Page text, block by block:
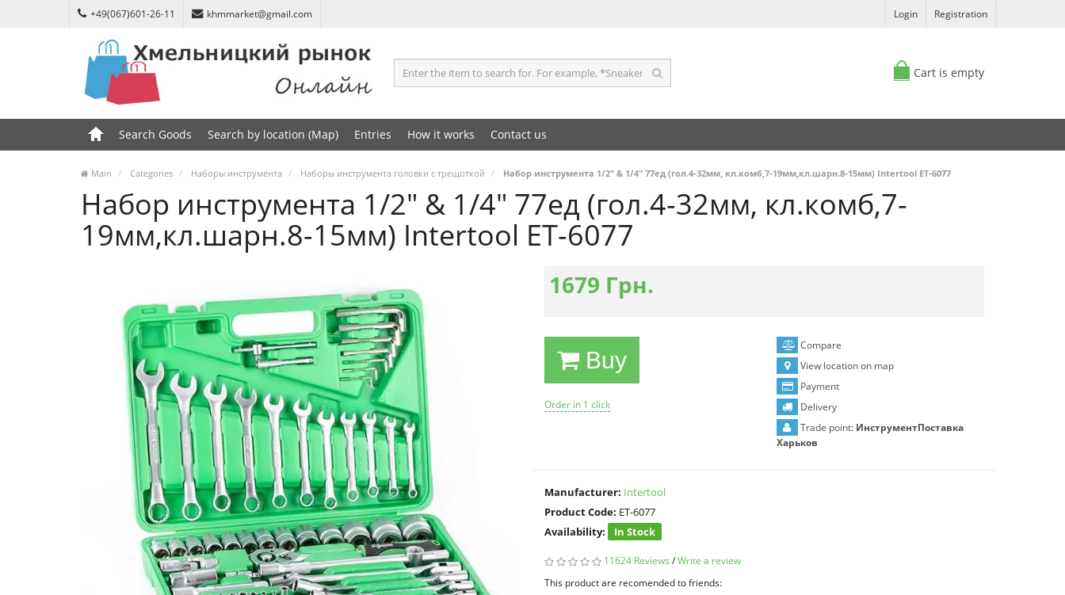
+49(067)601-26-11 khmmarket@gmail.com Login Registration
Cart is empty
Search Goods Search by location (Map) Entries How it works Contact us
Main Categories Наборы инструмента Наборы инструмента головки с трещоткой Набор инструмента 1/2" & 1/4" 77ед (гол.4-32мм, кл.комб,7-19мм,кл.шарн.8-15мм) Intertool ET-6077
Набор инструмента 1/2" & 1/4" 77ед (гол.4-32мм, кл.комб,7-
19мм,кл.шарн.8-15мм) Intertool ET-6077
1679 Грн.
Buy
Order in 1 click
Compare
View location on map
Payment
Delivery
Trade point: ИнструментПоставка
Харьков
Manufacturer: Intertool
Product Code: ET-6077
Availability:
In Stock
11624 Reviews /Write a review
This product are recomended to friends: